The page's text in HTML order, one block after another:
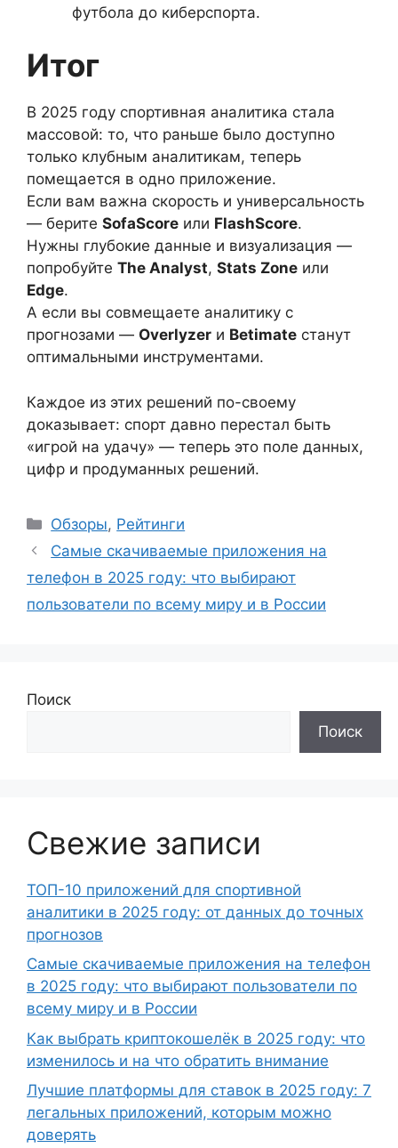
футбола до киберспорта.
Итог
В 2025 году спортивная аналитика стала
массовой: то, что раньше было доступно
только клубным аналитикам, теперь
помещается в одно приложение.
Если вам важна скорость и универсальность
— берите SofaScore или FlashScore.
Нужны глубокие данные и визуализация —
попробуйте The Analyst, Stats Zone или
Edge.
А если вы совмещаете аналитику с
прогнозами — Overlyzer и Betimate станут
оптимальными инструментами.
Каждое из этих решений по-своему
доказывает: спорт давно перестал быть
«игрой на удачу» — теперь это поле данных,
цифр и продуманных решений.
Рубрики
Обзоры, Рейтинги
Самые скачиваемые приложения на
телефон в 2025 году: что выбирают
пользователи по всему миру и в России
Поиск
Поиск
Свежие записи
ТОП-10 приложений для спортивной
аналитики в 2025 году: от данных до точных
прогнозов
Самые скачиваемые приложения на телефон
в 2025 году: что выбирают пользователи по
всему миру и в России
Как выбрать криптокошелёк в 2025 году: что
изменилось и на что обратить внимание
Лучшие платформы для ставок в 2025 году: 7
легальных приложений, которым можно
доверять